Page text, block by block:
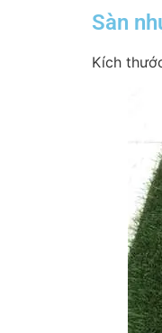
Sàn
Kích